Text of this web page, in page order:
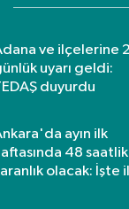
ve ilçelerine 2
uyarı geldi:
duyurdu
ayın ilk
48 saatlik
olacak: İşte